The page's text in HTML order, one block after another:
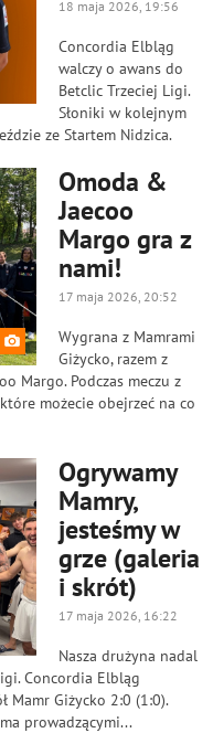
18 maja 2026, 19:56
Concordia Elbląg
walczy o awans do
Betclic Trzeciej Ligi.
Słoniki w kolejnym
ze Startem Nidzica.
Omoda &
Jaecoo
Margo gra z
nami!
17 maja 2026, 20:52
Wygrana z Mamrami
Giżycko, razem z
Margo. Podczas meczu z
możecie obejrzeć na co
Ogrywamy
Mamry,
jesteśmy w
grze (galeria
i skrót)
17 maja 2026, 16:22
Nasza drużyna nadal
Concordia Elbląg
Mamr Giżycko 2:0 (1:0).
prowadzącymi...